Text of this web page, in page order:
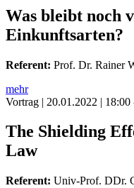
Was bleibt noch
Einkunftsarten?
Referent: Prof. Dr. Rainer
mehr
Vortrag | 20.01.2022 |
The Shielding
Law
Referent: Univ-Prof. DDr.